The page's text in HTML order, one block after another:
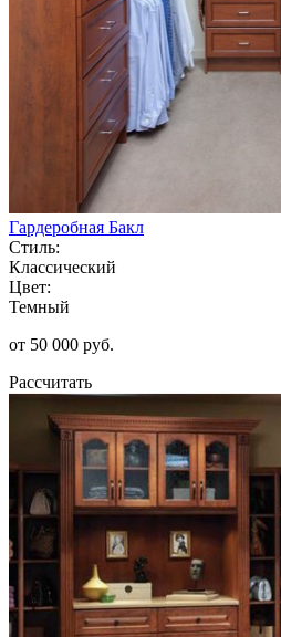
Гардеробная Бакл
Стиль:
Классический
Цвет:
Темный
от 50 000 руб.
Рассчитать